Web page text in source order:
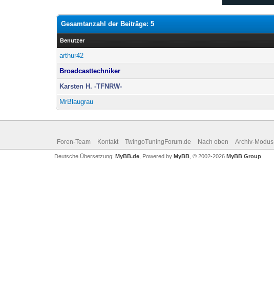
Gesamtanzahl der Beiträge: 5
Benutzer
arthur42
Broadcasttechniker
Karsten H. -TFNRW-
MrBlaugrau
Foren-Team Kontakt TwingoTuningForum.de Nach oben Archiv-Modus
Deutsche Übersetzung: MyBB.de, Powered by MyBB, © 2002-2026 MyBB Group.